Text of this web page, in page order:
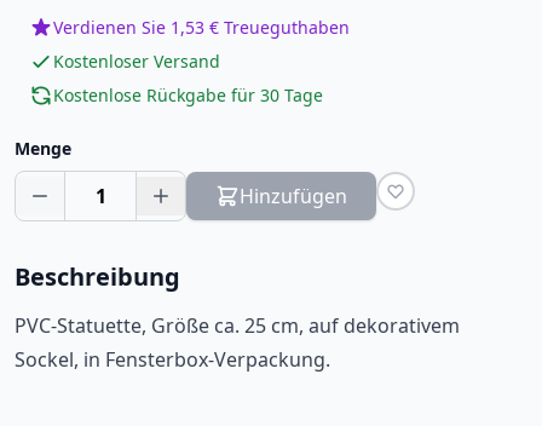
Verdienen Sie 1,53 € Treueguthaben
Kostenloser Versand
Kostenlose Rückgabe für 30 Tage
Menge
1 Hinzufügen
Beschreibung
PVC-Statuette, Größe ca. 25 cm, auf dekorativem
Sockel, in Fensterbox-Verpackung.